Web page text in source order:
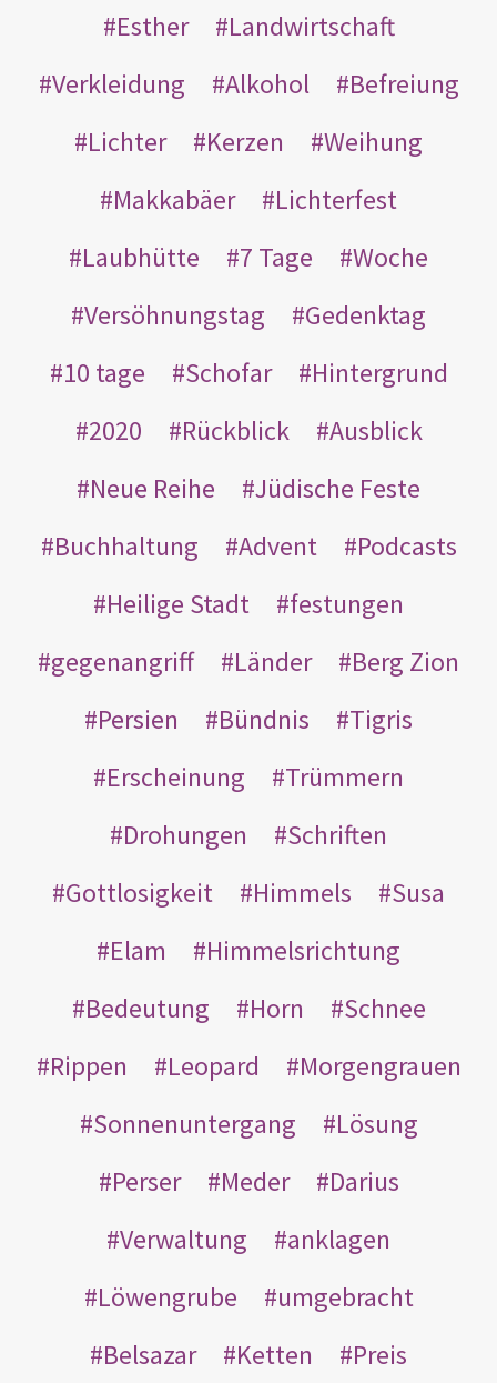
Esther
Landwirtschaft
Verkleidung
Alkohol
Befreiung
Lichter
Kerzen
Weihung
Makkabäer
Lichterfest
Laubhütte
7 Tage
Woche
Versöhnungstag
Gedenktag
10 tage
Schofar
Hintergrund
2020
Rückblick
Ausblick
Neue Reihe
Jüdische Feste
Buchhaltung
Advent
Podcasts
Heilige Stadt
festungen
gegenangriff
Länder
Berg Zion
Persien
Bündnis
Tigris
Erscheinung
Trümmern
Drohungen
Schriften
Gottlosigkeit
Himmels
Susa
Elam
Himmelsrichtung
Bedeutung
Horn
Schnee
Rippen
Leopard
Morgengrauen
Sonnenuntergang
Lösung
Perser
Meder
Darius
Verwaltung
anklagen
Löwengrube
umgebracht
Belsazar
Ketten
Preis